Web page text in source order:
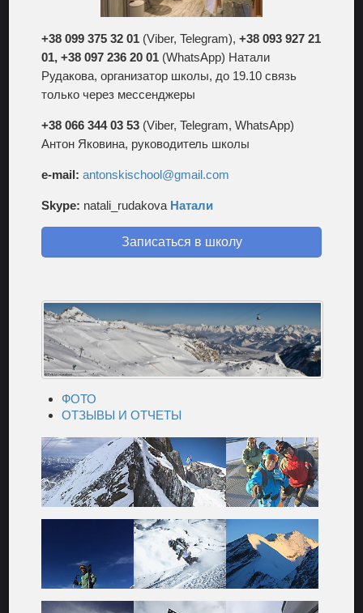
+38 099 375 32 01 (Viber, Telegram),+38 093 927 21
01, +38 097 236 20 01 (WhatsApp) Натали
Рудакова, организатор школы, до 19.10 связь
только через мессенджеры
+38 066 344 03 53 (Viber, Telegram, WhatsApp)
Антон Яковина, руководитель школы
e-mail: antonskischool@gmail.com
Skype: natali_rudakova Натали
Записаться в школу
ФОТО
ОТЗЫВЫ И ОТЧЕТЫ